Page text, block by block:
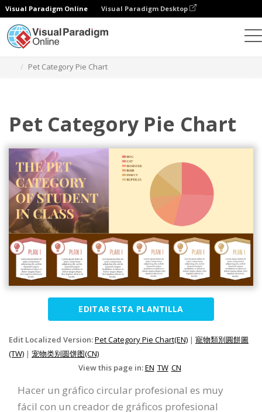
Visual Paradigm Online Visual Paradigm Desktop
Pet Category Pie Chart
Pet Category Pie Chart
EDITAR ESTA PLANTILLA
Edit Localized Version:Pet Category Pie Chart(EN) | 寵物類別圓餅圖
(TW) | 宠物类别圆饼图(CN)
View this page in:EN TW CN
Hacer un gráfico circular profesional es muy
fácil con un creador de gráficos profesional